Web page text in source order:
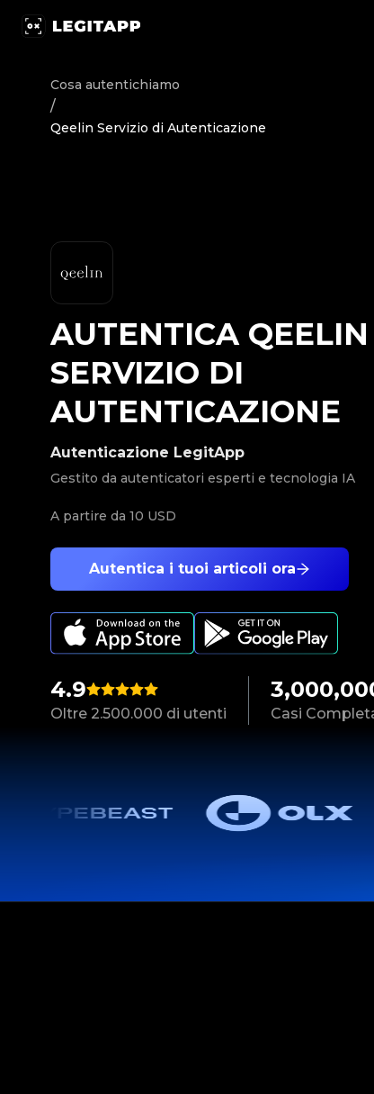
Autentica Qeelin - Servizio di Autenticazione |
Cosa autentichiamo
/
Qeelin Servizio di Autenticazione
4.9
Oltre 2.500.000 di utenti Casi
Autentica i tuoi articoli ora
Autenticazione LegitApp
Gestito da autenticatori esperti e tecnologia IA
A partire da 10 USD
AUTENTICA QEELIN
SERVIZIO DI
AUTENTICAZIONE